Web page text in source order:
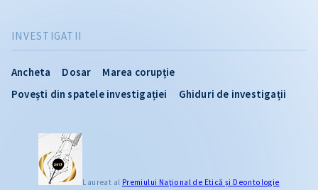
INVESTIGATII
Ancheta Dosar
Marea corupție
Povești din spatele investigației
Ghiduri de investigații
Laureat al Premiului Naţional de Etică și Deontologie